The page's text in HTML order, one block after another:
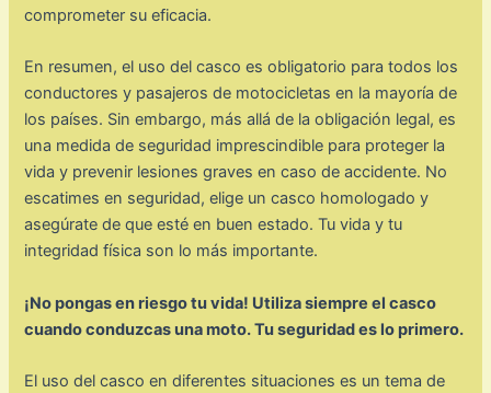
comprometer su eficacia.
En resumen, el uso del casco es obligatorio para todos los
conductores y pasajeros de motocicletas en la mayoría de
los países. Sin embargo, más allá de la obligación legal, es
una medida de seguridad imprescindible para proteger la
vida y prevenir lesiones graves en caso de accidente. No
escatimes en seguridad, elige un casco homologado y
asegúrate de que esté en buen estado. Tu vida y tu
integridad física son lo más importante.
¡No pongas en riesgo tu vida! Utiliza siempre el casco
cuando conduzcas una moto. Tu seguridad es lo primero.
El uso del casco en diferentes situaciones es un tema de